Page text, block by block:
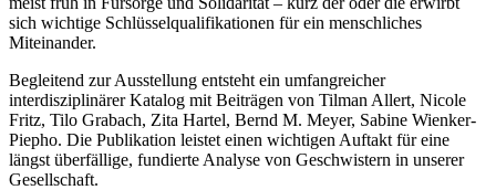
sich wichtige Schlüsselqualifikationen für ein menschliches
Miteinander.
Begleitend zur Ausstellung entsteht ein umfangreicher
interdisziplinärer Katalog mit Beiträgen von Tilman Allert, Nicole
Fritz, Tilo Grabach, Zita Hartel, Bernd M. Meyer, Sabine Wienker-
Piepho. Die Publikation leistet einen wichtigen Auftakt für eine
längst überfällige, fundierte Analyse von Geschwistern in unserer
Gesellschaft.